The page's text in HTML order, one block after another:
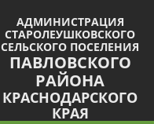
АДМИНИСТРАЦИЯ
СТАРОЛЕУШКОВСКОГО
СЕЛЬСКОГО ПОСЕЛЕНИЯ
ПАВЛОВСКОГО
РАЙОНА
КРАСНОДАРСКОГО
КРАЯ